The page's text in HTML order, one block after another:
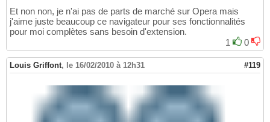
Et non non, je n'ai pas de parts de marché sur Opera mais
j'aime juste beaucoup ce navigateur pour ses fonctionnalités
pour moi complètes sans besoin d'extension.
1
0
Louis Griffont, le 16/02/2010 à 12h31 #119